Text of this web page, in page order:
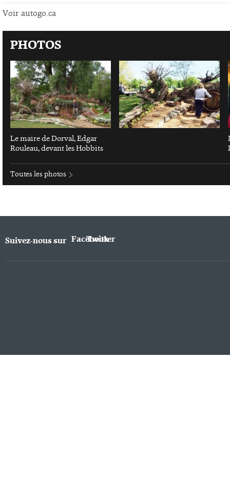
Voir autogo.ca
PHOTOS
Le maire de Dorval, Edgar
Rouleau, devant les Hobbits
Toutes les photos
Suivez-nous sur Facebook
Twitter